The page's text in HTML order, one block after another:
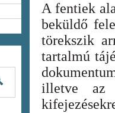
A fentiek
beküldő
törekszik
tartalmú
illetve az